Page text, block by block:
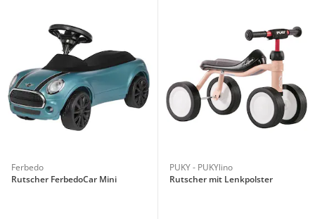
Ferbedo
Rutscher FerbedoCar Mini
PUKY - PUKYlino
Rutscher mit Lenkpolster